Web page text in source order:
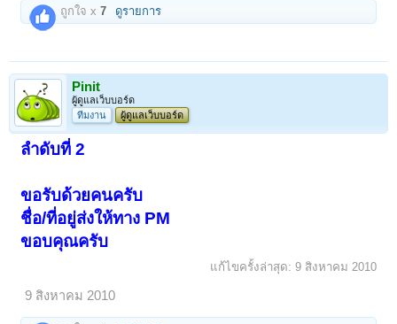
ถูกใจ x7 ดูรายการ
Pinit
ผู้ดูแลเว็บบอร์ด
ทีมงาน
ผู้ดูแลเว็บบอร์ด
ลำดับที่ 2
ขอรับด้วยคนครับ
ชื่อ/ที่อยู่ส่งให้ทาง PM
ขอบคุณครับ
แก้ไขครั้งล่าสุด: 9 สิงหาคม 2010
9 สิงหาคม 2010